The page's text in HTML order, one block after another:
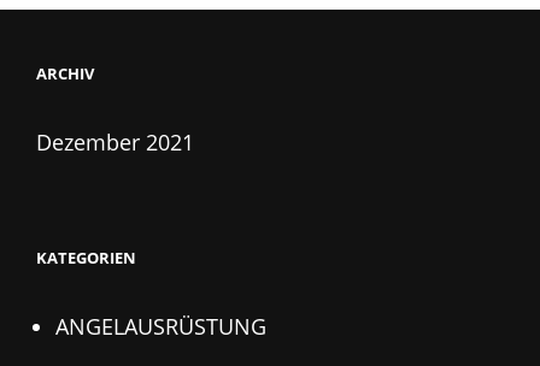
ARCHIV
Dezember 2021
KATEGORIEN
ANGELAUSRÜSTUNG